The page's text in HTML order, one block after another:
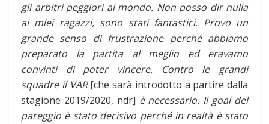
gli arbitri peggiori al mondo. Non posso dir nulla
ai miei ragazzi, sono stati fantastici. Provo un
grande senso di frustrazione perché abbiamo
preparato la partita al meglio ed eravamo
convinti di poter vincere. Contro le grandi
squadre il VAR[che sarà introdotto a partire dalla
stagione 2019/2020, ndr] è necessario. Il goal del
pareggio è stato decisivo perché in realtà è stato